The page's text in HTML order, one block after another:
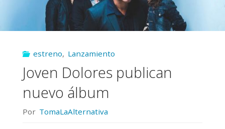
gira"
estreno, Lanzamiento
Joven Dolores publican
nuevo álbum
Por TomaLaAlternativa